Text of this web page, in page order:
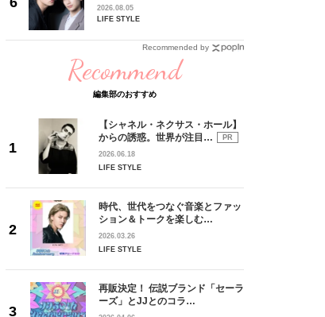
どうやら俺のこと好きらしい」放
送記念インタビュー♡ 「自然と詠
2026.08.05
LIFE STYLE
Recommended by
Recommend
編集部のおすすめ
【シャネル・ネクサス・ホール】
からの誘惑。世界が注目…
PR
2026.06.18
LIFE STYLE
時代、世代をつなぐ音楽とファッ
ション＆トークを楽しむ…
2026.03.26
LIFE STYLE
再販決定！ 伝説ブランド「セーラ
ーズ」とJJとのコラ…